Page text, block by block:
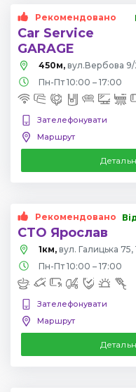
Рекомендовано
Car Service
GARAGE
450м, вул.Вербова
Пн-Пт 10:00 – 17:00
Зателефонувати
Маршрут
Рекомендовано
СТО Ярослав
1км, вул. Галицька
Пн-Пт 10:00 – 17:00
Зателефонувати
Маршрут